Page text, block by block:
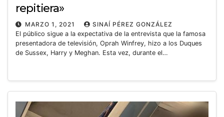
repitiera»
MARZO 1, 2021
SINAÍ PÉREZ GONZÁLEZ
El público sigue a la expectativa de la entrevista que la famosa
presentadora de televisión, Oprah Winfrey, hizo a los Duques
de Sussex, Harry y Meghan. Esta vez, durante el…